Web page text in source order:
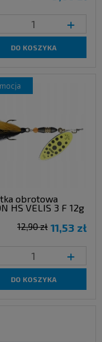
+
DO KOSZYKA
obrotowa
HS VELIS 3 F 12g
11,53 zł
12,90 zł
+
DO KOSZYKA